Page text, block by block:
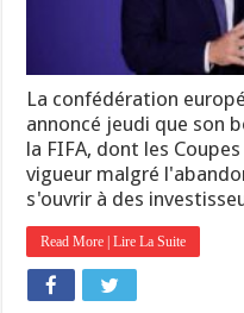
La confédération
annoncé jeudi que son
la FIFA, dont les
vigueur malgré
s'ouvrir à des
Read More | Lire La Suite